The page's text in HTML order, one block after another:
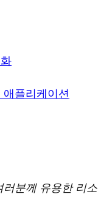
플리케이션
러분께 유용한 리